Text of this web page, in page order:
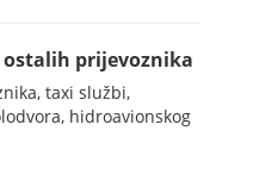
prijevoznika
taxi službi,
hidroavionskog